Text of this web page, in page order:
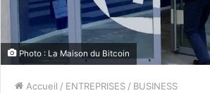
Photo : La Maison du Bitcoin
Accueil / ENTREPRISES / BUSINESS